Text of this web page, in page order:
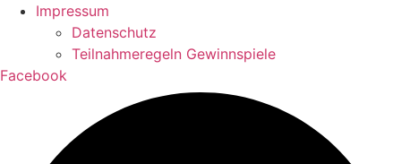
Impressum
Datenschutz
Teilnahmeregeln Gewinnspiele
Facebook